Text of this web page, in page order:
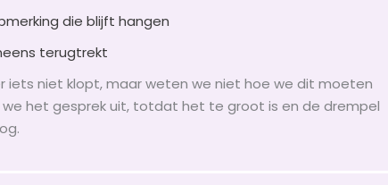
die blijft hangen
terugtrekt
iets niet klopt, maar weten we niet hoe we dit moeten
het gesprek uit, totdat het te groot is en de drempel